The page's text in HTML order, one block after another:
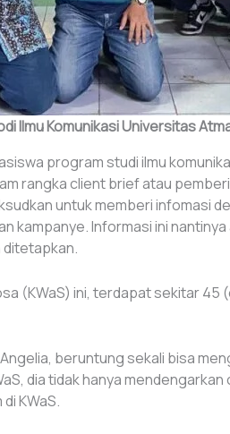
Ilmu Komunikasi Universitas
program studi ilmu
rangka client brief atau
untuk memberi infomasi
Informasi ini
ditetapkan.
(KWaS) ini, terdapat sekitar
beruntung sekali bisa
dia tidak hanya
KWaS.